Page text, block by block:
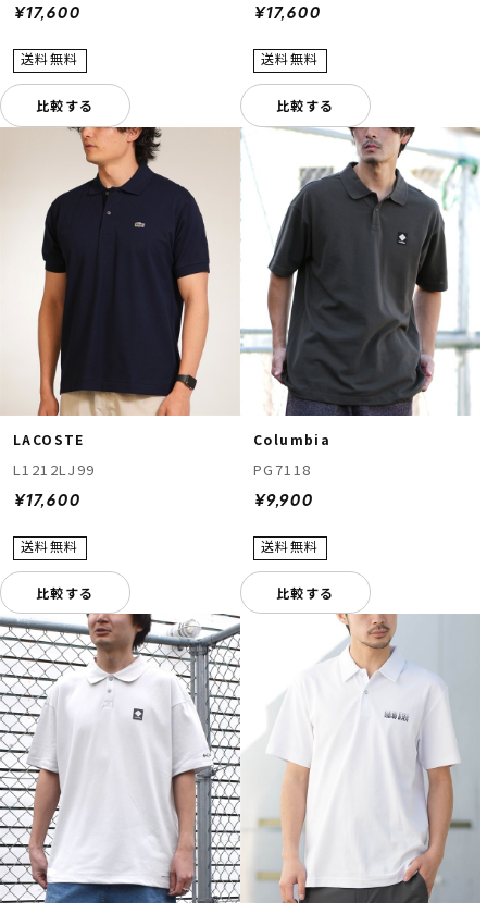
¥17,600
比較する
¥17,600
比較する
LACOSTE
L1212LJ99
¥17,600
比較する
Columbia
PG7118
¥9,900
比較する